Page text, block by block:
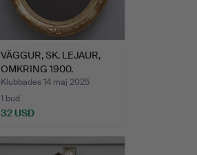
VÄGGUR, SK. LEJAUR,
OMKRING 1900.
Klubbades 14 maj 2025
1 bud
32 USD